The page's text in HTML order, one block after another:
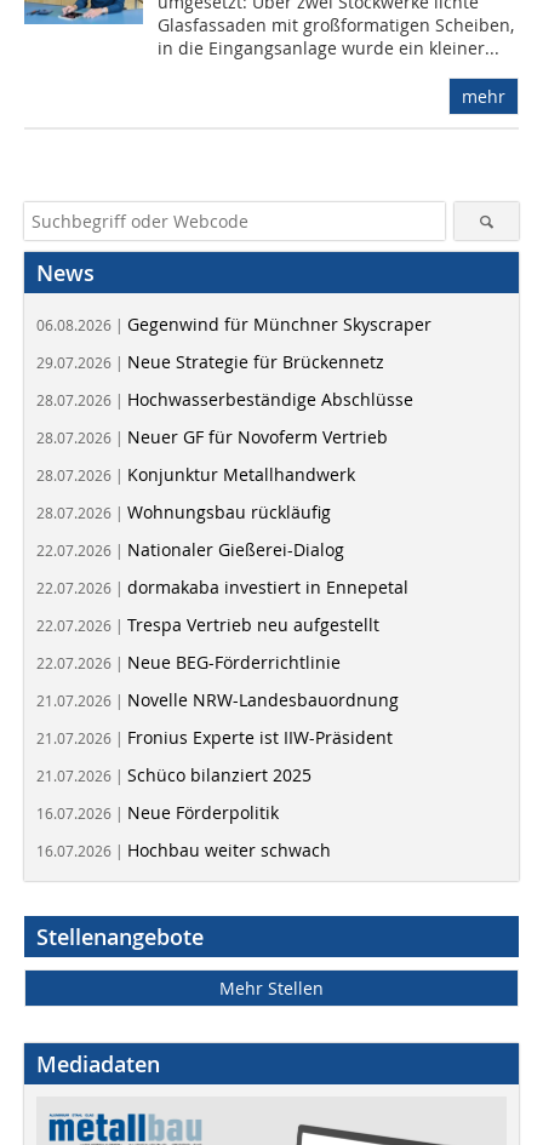
Glasfassaden mit großformatigen Scheiben,
in die Eingangsanlage wurde ein kleiner...
mehr
News
06.08.2026 | Gegenwind für Münchner Skyscraper
29.07.2026 | Neue Strategie für Brückennetz
28.07.2026 | Hochwasserbeständige Abschlüsse
28.07.2026 | Neuer GF für Novoferm Vertrieb
28.07.2026 | Konjunktur Metallhandwerk
28.07.2026 | Wohnungsbau rückläufig
22.07.2026 | Nationaler Gießerei-Dialog
22.07.2026 | dormakaba investiert in Ennepetal
22.07.2026 | Trespa Vertrieb neu aufgestellt
22.07.2026 | Neue BEG-Förderrichtlinie
21.07.2026 | Novelle NRW-Landesbauordnung
21.07.2026 | Fronius Experte ist IIW-Präsident
21.07.2026 | Schüco bilanziert 2025
16.07.2026 | Neue Förderpolitik
16.07.2026 | Hochbau weiter schwach
Stellenangebote
Mehr Stellen
Mediadaten